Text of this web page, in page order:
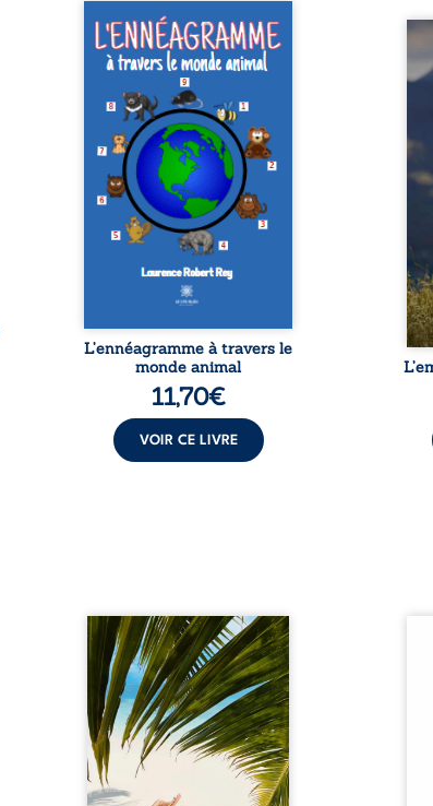
Recueil de contes,
L’ennéagramme à travers le
monde animal s’inspire des
neuf comportements humains.
Destiné aux petits et aux
grands, il a pour vocation
principale d’inciter à une
réflexion et un débat «
enfants-adultes » autour des
comportements inconscients…
L’ennéagramme à travers le
monde animal
11,70€
VOIR CE LIVRE
et
Au réveil, Pierre, jeune retraité,
découvre qu’il est devenu une
séduisante femme métissée de
trente ans. À peine a-t-il
commencé à apprivoiser ce
nouveau corps qu’Ange surgit
dans sa vie et fait vaciller
toutes ses certitudes. Entre
eux, l’attirance est immédiate,
Aux
Des